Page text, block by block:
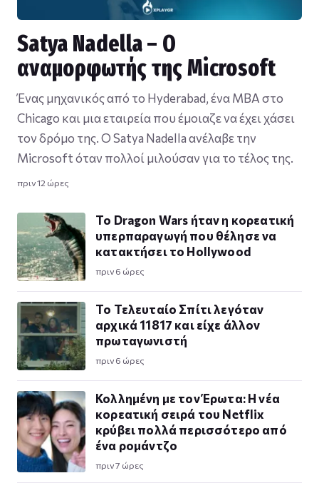
Satya Nadella – Ο
αναμορφωτής της Microsoft
Ένας μηχανικός από το Hyderabad, ένα MBA στο
Chicago και μια εταιρεία που έμοιαζε να έχει χάσει
τον δρόμο της. Ο Satya Nadella ανέλαβε την
Microsoft όταν πολλοί μιλούσαν για το τέλος της.
πριν 12 ώρες
Το Dragon Wars ήταν η κορεατική
υπερπαραγωγή που θέλησε να
κατακτήσει το Hollywood
πριν 6 ώρες
Το Τελευταίο Σπίτι λεγόταν
αρχικά 11817 και είχε άλλον
πρωταγωνιστή
πριν 6 ώρες
Κολλημένη με τον Έρωτα: Η νέα
κορεατική σειρά του Netflix
κρύβει πολλά περισσότερο από
ένα ρομάντζο
πριν 7 ώρες